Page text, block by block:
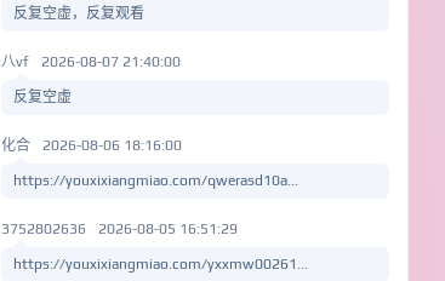
反复空虚，反复观看
八vf 2026-08-07 21:40:00
反复空虚
化合 2026-08-06 18:16:00
https://youxixiangmiao.com/qwerasd10a...
3752802636 2026-08-05 16:51:29
https://youxixiangmiao.com/yxxmw00261...